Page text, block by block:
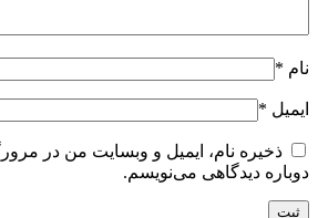
نام *
ایمیل *
ذخیره نام، ایمیل و وبسایت من در
دوباره دیدگاهی می‌نویسم.